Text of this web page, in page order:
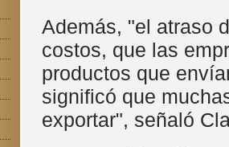
Además, "el atraso
costos, que las
productos que
significó que
exportar", señaló